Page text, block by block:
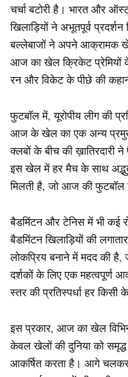
चर्चा बटोरी है। भारत और
खिलाड़ियों ने अभूतपूर्व
बल्लेबाजों ने अपने आक्रामक
आज का खेल क्रिकेट प्रेमियों
रन और विकेट के पीछे की
फुटबॉल में, यूरोपीय लीग की
आज के खेल का एक अन्य
क्लबों के बीच की ख़ातिरदारी
इस खेल में हर मैच के साथ
मिलती है, जो आज की फुटबॉल
बैडमिंटन और टेनिस में भी कई
बैडमिंटन खिलाड़ियों की
लोकप्रिय बनाने में मदद की
दर्शकों के लिए एक महत्वपूर्ण
स्तर की प्रतिस्पर्धा हर
इस प्रकार, आज का खेल
केवल खेलों की दुनिया को
आकर्षित करता है। आगे